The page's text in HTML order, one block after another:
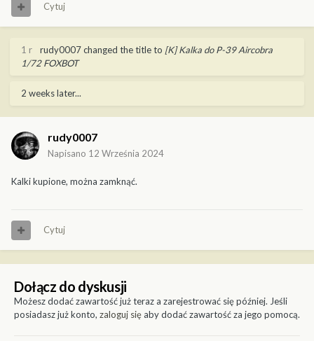
Cytuj
1 r rudy0007changed the title to [K] Kalka do P-39 Aircobra
1/72 FOXBOT
2 weeks later...
rudy0007
Napisano 12 Września 2024
Kalki kupione, można zamknąć.
Cytuj
Dołącz do dyskusji
Możesz dodać zawartość już teraz a zarejestrować się później. Jeśli
posiadasz już konto, zaloguj sięaby dodać zawartość za jego pomocą.